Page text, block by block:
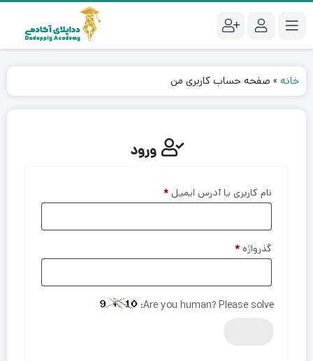
خانه » صفحه حساب کاربری من
ورود
نام کاربری یا آدرس ایمیل *
گذرواژه *
Are you human? Please solve: